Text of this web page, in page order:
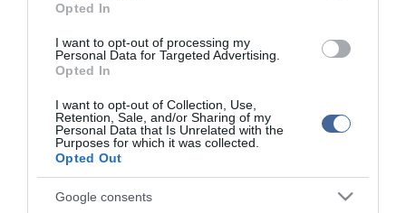
Opted In
I want to opt-out of processing my
Personal Data for Targeted Advertising.
Opted In
I want to opt-out of Collection, Use,
Retention, Sale, and/or Sharing of my
Personal Data that Is Unrelated with the
Purposes for which it was collected.
Opted Out
Google consents
ma.hu legfrissebb hírei:
Kapitány István keményen nekiment a Fidesznek:
Izrael nem vonul ki Gázából
Három érmet szereztek a magyarok a világ egyik
legnagyobb hosszútávú kajak-kenu versenyén, a Sellán
16:28
Latorcai Csaba: a KDNP pályázati úton választja ki
delegáltját a Médiatanácsba